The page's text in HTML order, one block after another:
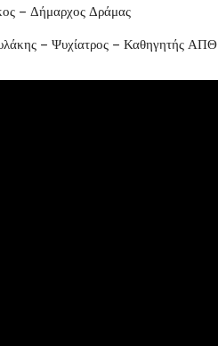
– Δήμαρχος Δράμας
– Ψυχίατρος – Καθηγητής ΑΠΘ